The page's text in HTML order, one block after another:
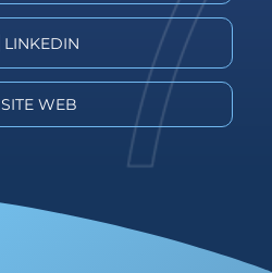
LINKEDIN
SITE WEB